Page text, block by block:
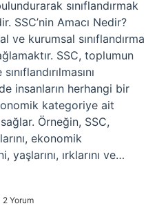
sınıflandırmak
SSC’nin Amacı Nedir?
ve kurumsal sınıflandırma
SSC, toplumun
insanların herhangi bir
kategoriye ait
Örneğin, SSC,
ekonomik
yaşlarını, ırklarını ve…
2 Yorum